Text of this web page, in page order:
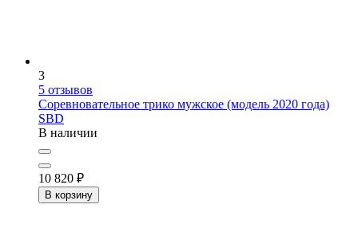
3
5 отзывов
Соревновательное трико мужское (модель 2020 года)
SBD
В наличии
10 820 ₽
В корзину